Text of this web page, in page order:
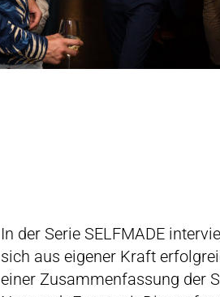
In der Serie SELFMADE
sich aus eigener Kraft
einer Zusammenfassung der